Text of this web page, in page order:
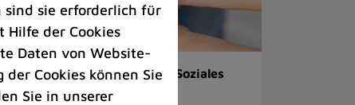
| Veranstaltungen | Soziales
sind sie erforderlich für
der Cookies
Daten von Website-
Cookies können Sie
Sie in unserer